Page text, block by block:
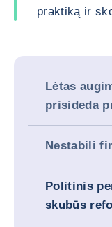
praktiką ir
Lėtas
prisideda
Nestabili
Politinis
skubūs